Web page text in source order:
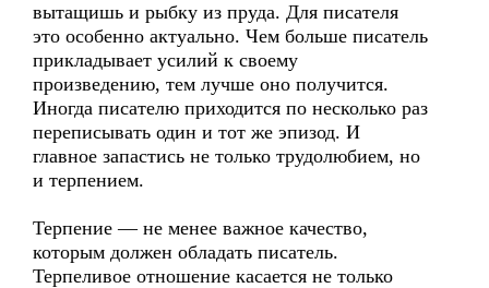
вытащишь и рыбку из пруда. Для писателя
это особенно актуально. Чем больше писатель
прикладывает усилий к своему
произведению, тем лучше оно получится.
Иногда писателю приходится по несколько раз
переписывать один и тот же эпизод. И
главное запастись не только трудолюбием, но
и терпением.
Терпение — не менее важное качество,
которым должен обладать писатель.
Терпеливое отношение касается не только